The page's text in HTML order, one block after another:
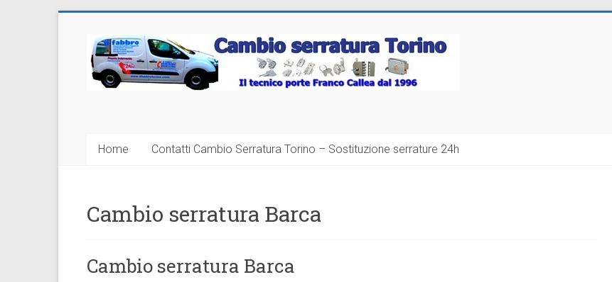
contenutoCambio
Serratura
Home Contatti Cambio Serratura Torino – Sostituzione serrature 24h
Cambio serratura Barca
Cambio serratura Barca